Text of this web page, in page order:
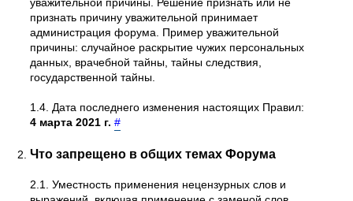
уважительной причины. Решение признать или не
признать причину уважительной принимает
администрация форума. Пример уважительной
причины: случайное раскрытие чужих персональных
данных, врачебной тайны, тайны следствия,
государственной тайны.
1.4. Дата последнего изменения настоящих Правил:
4 марта 2021 г. #
Что запрещено в общих темах Форума
2.1. Уместность применения нецензурных слов и